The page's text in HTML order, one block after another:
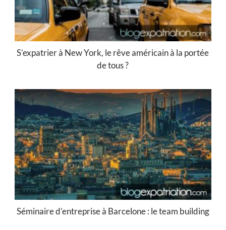
S’expatrier à New York, le rêve américain à la portée
de tous ?
Séminaire d’entreprise à Barcelone : le team building